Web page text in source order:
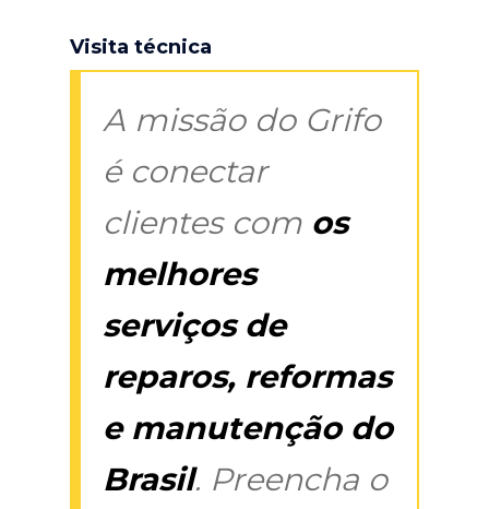
Visita técnica
A missão do Grifo
é conectar
clientes com os
melhores
serviços de
reparos, reformas
e manutenção do
Brasil. Preencha o